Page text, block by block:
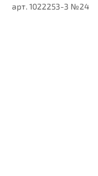
арт. 1022253-3 №24